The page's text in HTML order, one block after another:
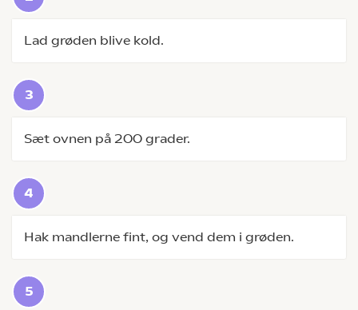
Lad grøden blive kold.
Sæt ovnen på 200 grader.
Hak mandlerne fint, og vend dem i grøden.